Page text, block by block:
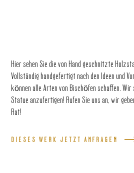
Hier sehen Sie die von Hand geschnitzte
Vollständig handgefertigt nach den Ideen und
können alle Arten von Bischöfen schaffen.
Statue anzufertigen! Rufen Sie uns an, wir
Rat!
DIESES WERK JETZT ANFRAGEN